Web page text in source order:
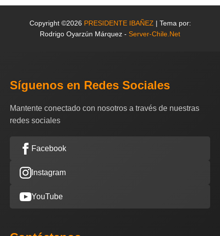
Copyright ©2026 PRESIDENTE IBAÑEZ | Tema por:
Rodrigo Oyarzún Márquez - Server-Chile.Net
Síguenos en Redes Sociales
Mantente conectado con nosotros a través de nuestras
redes sociales
Facebook
Instagram
YouTube